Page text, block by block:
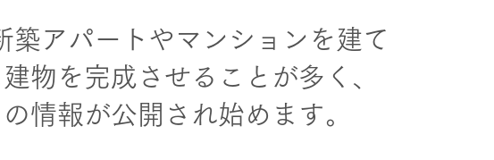
アパートやマンションを建て
物を完成させることが多く、
情報が公開され始めます。